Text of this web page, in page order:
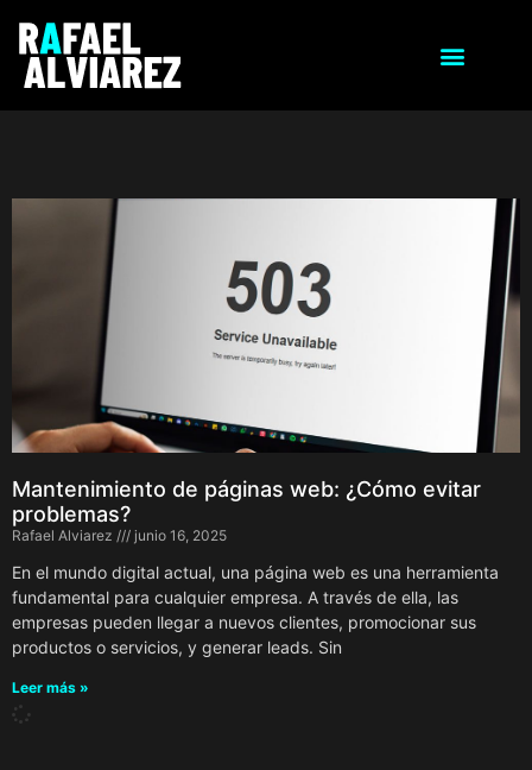
Mantenimiento de páginas web: ¿Cómo evitar
problemas?
Rafael Alviarez junio 16, 2025
En el mundo digital actual, una página web es una herramienta
fundamental para cualquier empresa. A través de ella, las
empresas pueden llegar a nuevos clientes, promocionar sus
productos o servicios, y generar leads. Sin
Leer más »